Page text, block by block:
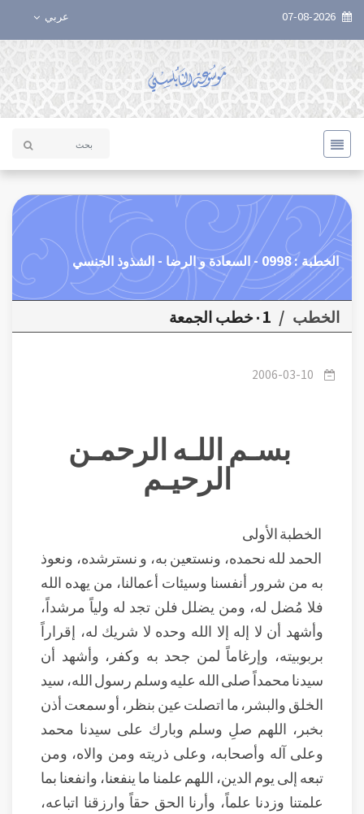
عربي
الخطبة : 0998 - السعادة و الرضا - الشذوذ الجنسي
الخطب / ٠1خطب الجمعة
2006-03-10
بسـم اللـه الرحمـن
الرحيـم
الخطبة الأولى
الحمد لله نحمده، ونستعين به، و نسترشده، ونعوذ
به من شرور أنفسنا وسيئات أعمالنا، من يهده الله
فلا مُضل له، ومن يضلل فلن تجد له ولياً مرشداً،
وأشهد أن لا إله إلا الله وحده لا شريك له، إقراراً
بربوبيته، وإرغاماً لمن جحد به وكفر، وأشهد أن
سيدنا محمداً صلى الله عليه وسلم رسول الله، سيد
الخلق والبشر، ما اتصلت عين بنظر، أو سمعت أذن
بخبر، اللهم صلِ وسلم وبارك على سيدنا محمد
وعلى آله وأصحابه، وعلى ذريته ومن والاه، ومن
تبعه إلى يوم الدين، اللهم علمنا ما ينفعنا، وانفعنا بما
علمتنا وزدنا علماً، وأرنا الحق حقاً وارزقنا اتباعه،